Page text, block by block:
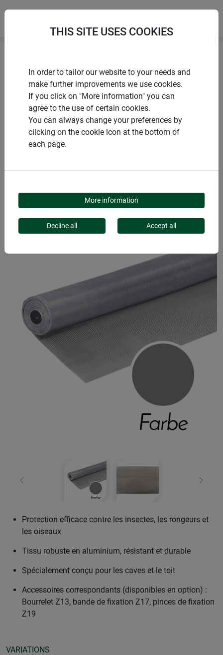
Accueil Moustiquaire aluminium à la coupe
PRODUITS
MOUSTIQUAIRE
COUPE
retour
Protection efficace contre les insectes, les rongeurs et
les oiseaux
Tissu robuste en aluminium, résistant et durable
Spécialement conçu pour les caves et le toit
Accessoires correspondants (disponibles en option) :
Bourrelet Z13, bande de fixation Z17, pinces de fixation
Z19
VARIATIONS
THIS SITE USES COOKIES
In order to tailor our website to your needs and
make further improvements we use cookies.
If you click on "More information" you can
agree to the use of certain cookies.
You can always change your preferences by
clicking on the cookie icon at the bottom of
each page.
More information
Decline all Accept all